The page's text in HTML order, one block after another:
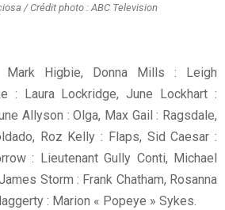
/ Crédit photo : ABC Television
Mark Higbie, Donna Mills : Leigh
: Laura Lockridge, June Lockhart :
Allyson : Olga, Max Gail : Ragsdale,
Roz Kelly : Flaps, Sid Caesar :
: Lieutenant Gully Conti, Michael
Storm : Frank Chatham, Rosanna
: Marion « Popeye » Sykes.